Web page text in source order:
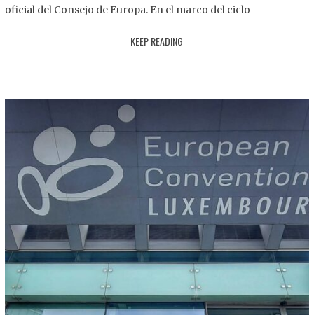
2
oficial del Consejo de Europa. En el marco del ciclo
KEEP READING